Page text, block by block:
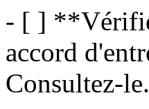
- [ ]
accord
Consultez-le.